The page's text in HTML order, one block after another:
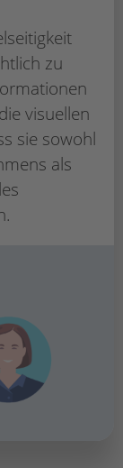
zu
visuellen
sie sowohl
als